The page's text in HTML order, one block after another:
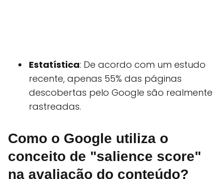
Estatística: De acordo com um estudo
recente, apenas 55% das páginas
descobertas pelo Google são realmente
rastreadas.
Como o Google utiliza o
conceito de "salience score"
na avaliação do conteúdo?